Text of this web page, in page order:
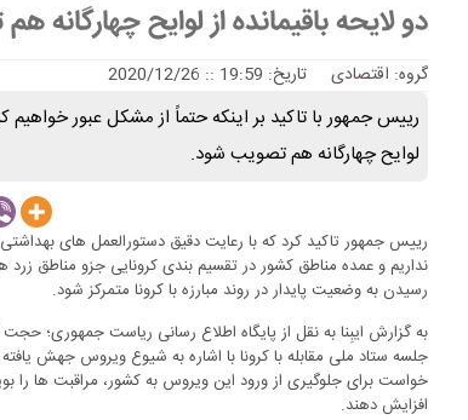
دو لایحه باقیمانده از لوایح
گروه: اقتصادی تاریخ: 19:59 :: 2020/12/26
رییس جمهور با تاکید بر اینکه حتماً از مشکل عبور خواهیم
لوایح چهارگانه هم تصویب شود.
رییس جمهور تاکید کرد که با رعایت دقیق دستورالعمل های
نداریم و عمده مناطق کشور در تقسیم بندی کرونایی جزو مناطق
رسیدن به وضعیت پایدار در روند مبارزه با کرونا متمرکز شود.
به گزارش ایبِنا به نقل از پایگاه اطلاع رسانی ریاست جمهوری؛
جلسه ستاد ملی مقابله با کرونا با اشاره به شیوع ویروس جهش
خواست برای جلوگیری از ورود این ویروس به کشور، مراقبت ها را
افزایش دهند.